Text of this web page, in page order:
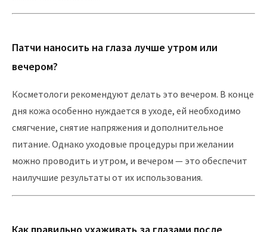
Патчи наносить на глаза лучше утром или
вечером?
Косметологи рекомендуют делать это вечером. В конце
дня кожа особенно нуждается в уходе, ей необходимо
смягчение, снятие напряжения и дополнительное
питание. Однако уходовые процедуры при желании
можно проводить и утром, и вечером — это обеспечит
наилучшие результаты от их использования.